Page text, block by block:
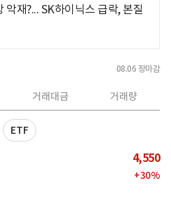
악재?... SK하이닉스 급락, 본질
08.06 장마감
거래대금 거래량
ETF
4,550
+30%